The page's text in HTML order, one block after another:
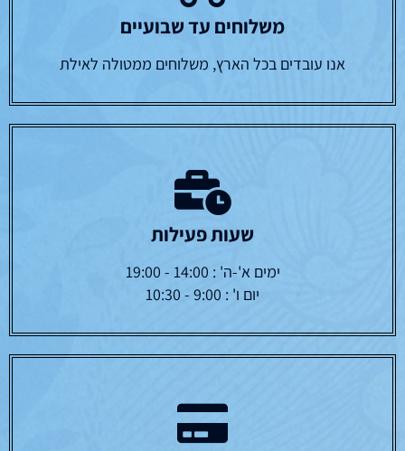
משלוחים עד שבועיים
אנו עובדים בכל הארץ, משלוחים ממטולה לאילת
שעות פעילות
ימים א'-ה' : 14:00 - 19:00
יום ו' : 9:00 - 10:30